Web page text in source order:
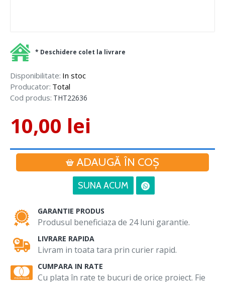
Disponibilitate: In stoc
Producator: Total
Cod produs: THT22636
10,00 lei
ADAUGĂ ÎN COŞ
SUNA ACUM
* Deschidere colet la livrare
GARANTIE PRODUS
Produsul beneficiaza de 24 luni garantie.
LIVRARE RAPIDA
Livram in toata tara prin curier rapid.
CUMPARA IN RATE
Cu plata în rate te bucuri de orice proiect. Fie